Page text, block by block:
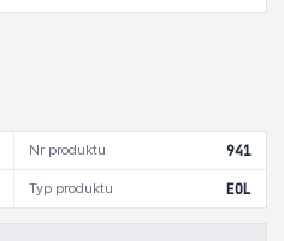
Nr produktu 941
Typ produktu EOL